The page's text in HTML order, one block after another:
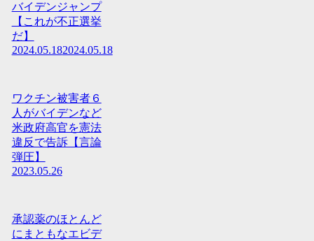
バイデンジャンプ
【これが不正選挙
だ】
2024.05.182024.05.18
ワクチン被害者６
人がバイデンなど
米政府高官を憲法
違反で告訴【言論
弾圧】
2023.05.26
承認薬のほとんど
にまともなエビデ